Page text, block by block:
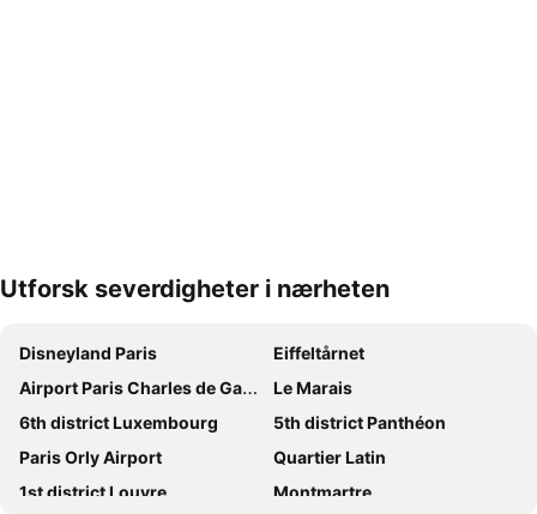
Utforsk severdigheter i nærheten
Disneyland Paris
Eiffeltårnet
Airport Paris Charles de Gaulle
Le Marais
6th district Luxembourg
5th district Panthéon
Paris Orly Airport
Quartier Latin
1st district Louvre
Montmartre